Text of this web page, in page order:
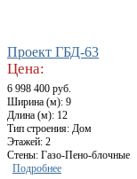
Проект ГБД-63
Цена:
6 998 400 руб.
Ширина (м): 9
Длина (м): 12
Тип строения: Дом
Этажей: 2
Стены: Газо-Пено-блочные
Подробнее